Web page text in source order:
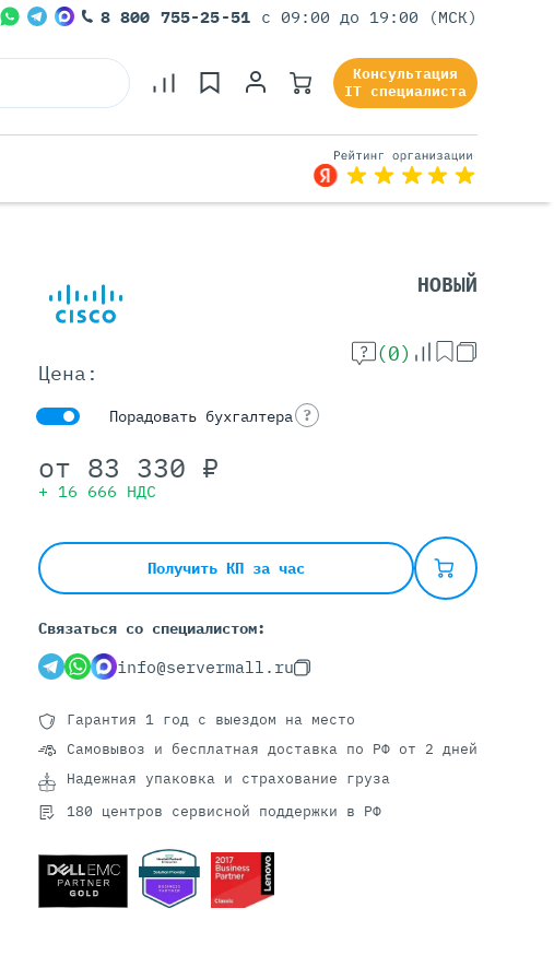
Серверы Для Виртуализации
Серверы Для ИИ
Серверы С GPU
С GPU AMD
С GPU Huawei Ascend
С 4 GPU
С 8 GPU
8 800 755-25-51 с 09:00 до 19:00 (МСК)
Консультация
IT специалиста
НОВЫЙ
(0)
Цена:
Порадовать бухгалтера ?
от 83 330 ₽
+ 16 666 НДС
Получить КП за час
Связаться со специалистом:
info@servermall.ru
Гарантия 1 год с выездом на место
Самовывоз и бесплатная доставка по РФ от 2 дней
Надежная упаковка и страхование груза
180 центров сервисной поддержки в РФ